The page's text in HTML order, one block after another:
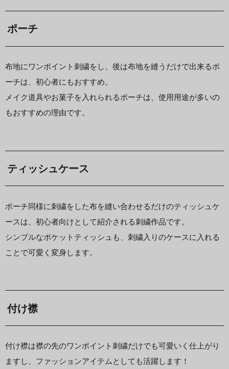
ポーチ
布地にワンポイント刺繍をし、後は布地を縫うだけで出来るポ
ーチは、初心者にもおすすめ。
メイク道具やお菓子を入れられるポーチは、使用用途が多いの
もおすすめの理由です。
ティッシュケース
ポーチ同様に刺繍をした布を縫い合わせるだけのティッシュケ
ースは、初心者向けとして紹介される刺繍作品です。
シンプルなポケットティッシュも、刺繍入りのケースに入れる
ことで可愛く変身します。
付け襟
付け襟は襟の先のワンポイント刺繍だけでも可愛いく仕上がり
ますし、ファッションアイテムとしても活躍します！